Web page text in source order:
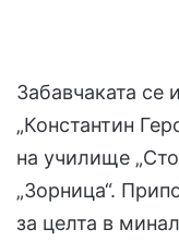
Забавчаката се
„Константин
на училище
„Зорница“.
за целта в